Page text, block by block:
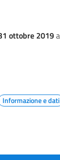
ottobre 2019
Informazione e dati